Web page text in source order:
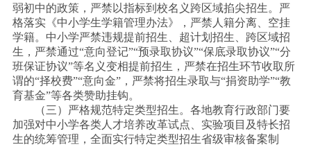
弱初中的政策，严禁以指标到校名义跨区域掐尖招生。严
格落实《中小学生学籍管理办法》，严禁人籍分离、空挂
学籍。中小学严禁违规提前招生、超计划招生、跨区域招
生，严禁通过“意向登记”“预录取协议”“保底录取协议”“分
班保证协议”等名义变相提前招生，严禁在招生环节收取所
谓的“择校费”“意向金”，严禁将招生录取与“捐资助学”“教
育基金”等各类赞助挂钩。
（三）严格规范特定类型招生。各地教育行政部门要
加强对中小学各类人才培养改革试点、实验项目及特长招
生的统筹管理，全面实行特定类型招生省级审核备案制